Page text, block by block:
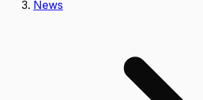
News